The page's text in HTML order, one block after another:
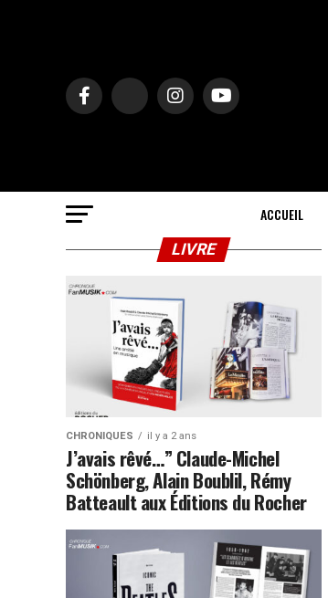
ACCUEIL
LIVRE
CHRONIQUES il y a 2 ans
J’avais rêvé…” Claude-Michel
Schönberg, Alain Boublil, Rémy
Batteault aux Éditions du Rocher